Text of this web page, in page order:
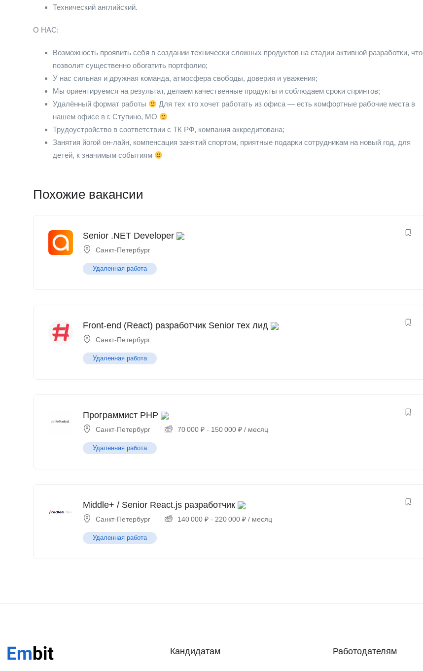
Технический английский.
О НАС:
Возможность проявить себя в создании технически сложных продуктов на стадии активной разработки, что
позволит существенно обогатить портфолио;
У нас сильная и дружная команда, атмосфера свободы, доверия и уважения;
Мы ориентируемся на результат, делаем качественные продукты и соблюдаем сроки спринтов;
Удалённый формат работы
Для тех кто хочет работать из офиса — есть комфортные рабочие места в
нашем офисе в г. Ступино, МО
Трудоустройство в соответствии с ТК РФ, компания аккредитована;
Занятия йогой он-лайн, компенсация занятий спортом, приятные подарки сотрудникам на новый год, для
детей, к значимым событиям
Похожие вакансии
Senior .NET Developer
Санкт-Петербург
Удаленная работа
Front-end (React) разработчик Senior тех лид
Санкт-Петербург
Удаленная работа
Программист PHP
Санкт-Петербург 70 000 ₽ - 150 000 ₽ / месяц
Удаленная работа
Middle+ / Senior React.js разработчик
Санкт-Петербург 140 000 ₽ - 220 000 ₽ / месяц
Удаленная работа
Кандидатам Работодателям